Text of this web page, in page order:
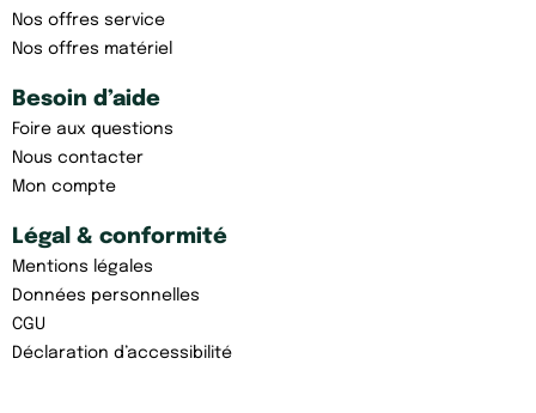
Nos offres service
Nos offres matériel
Besoin d’aide
Foire aux questions
Nous contacter
Mon compte
Légal & conformité
Mentions légales
Données personnelles
CGU
Déclaration d’accessibilité